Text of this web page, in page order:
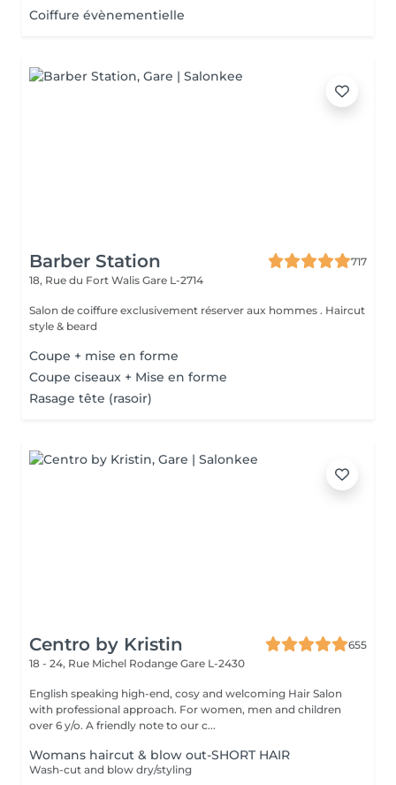
Coiffure évènementielle
Barber Station
717
18, Rue du Fort Walis Gare L-2714
Salon de coiffure exclusivement réserver aux hommes . Haircut
style & beard
Coupe + mise en forme
Coupe ciseaux + Mise en forme
Rasage tête (rasoir)
Centro by Kristin
655
18 - 24, Rue Michel Rodange Gare L-2430
English speaking high-end, cosy and welcoming Hair Salon
with professional approach. For women, men and children
over 6 y/o. A friendly note to our c...
Womans haircut & blow out-SHORT HAIR
Wash-cut and blow dry/styling